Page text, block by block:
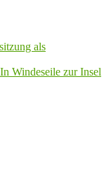
als
Windeseile zur Insel